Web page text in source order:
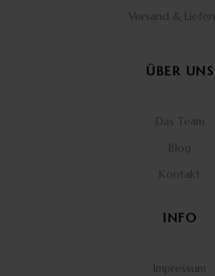
Versand &
ÜBER UNS
Das Team
Blog
Kontakt
INFO
Impressum